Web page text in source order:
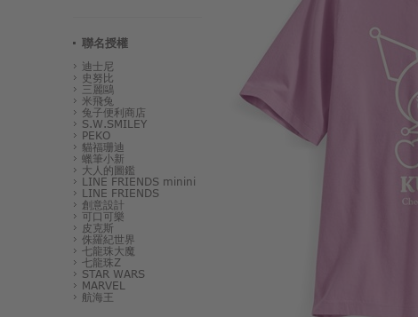
聯名授權
迪士尼
史努比
三麗鷗
米飛兔
兔子便利商店
S.W.SMILEY
PEKO
貓福珊迪
蠟筆小新
大人的圖鑑
LINE FRIENDS minini
LINE FRIENDS
創意設計
可口可樂
皮克斯
侏羅紀世界
七龍珠大魔
七龍珠Z
STAR WARS
MARVEL
航海王